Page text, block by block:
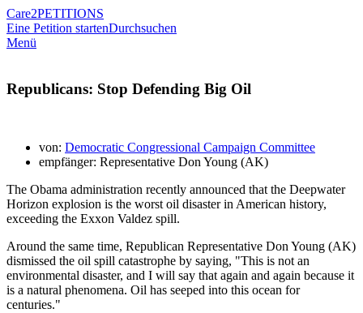
Care2PETITIONS
Eine Petition startenDurchsuchen
Menü
Republicans: Stop Defending Big Oil
von: Democratic Congressional Campaign Committee
empfänger: Representative Don Young (AK)
The Obama administration recently announced that the Deepwater
Horizon explosion is the worst oil disaster in American history,
exceeding the Exxon Valdez spill.
Around the same time, Republican Representative Don Young (AK)
dismissed the oil spill catastrophe by saying, "This is not an
environmental disaster, and I will say that again and again because it
is a natural phenomena. Oil has seeped into this ocean for
centuries."